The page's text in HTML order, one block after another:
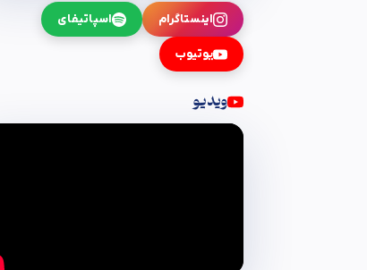
اینستاگرام اسپاتیفای
یوتیوب
ویدیو